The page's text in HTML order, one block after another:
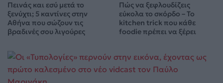
Πεινάς και εσύ μετά το
ξενύχτι; 5 καντίνες στην
Αθήνα που σώζουν τις
βραδινές σου λιγούρες
Πώς να ξεφλουδίζεις
εύκολα το σκόρδο – Το
kitchen trick που κάθε
foodie πρέπει να ξέρει